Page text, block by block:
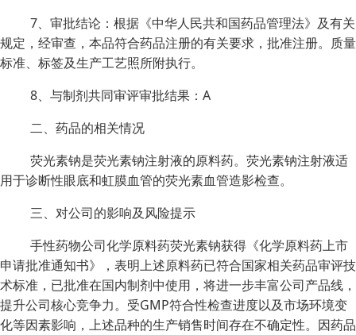
7、审批结论：根据《中华人民共和国药品管理法》及有关
规定，经审查，本品符合药品注册的有关要求，批准注册。质量
标准、标签及生产工艺照所附执行。
8、与制剂共同审评审批结果：A
二、药品的相关情况
荧光素钠是荧光素钠注射液的原料药。荧光素钠注射液适
用于诊断性眼底和虹膜血管的荧光素血管造影检查。
三、对公司的影响及风险提示
手性药物公司化学原料药荧光素钠获得《化学原料药上市
申请批准通知书》，表明上述原料药已符合国家相关药品审评技
术标准，已批准在国内制剂中使用，将进一步丰富公司产品线，
提升公司核心竞争力。受GMP符合性检查进度以及市场环境变
化等因素影响，上述品种的生产销售时间存在不确定性。因药品